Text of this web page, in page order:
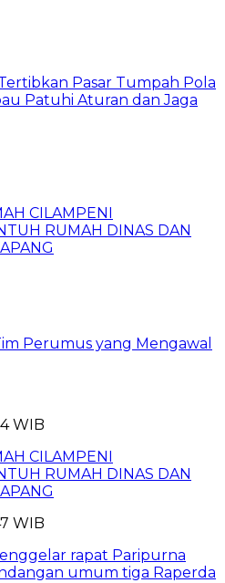
Pasar Tumpah Pola
Patuhi Aturan dan Jaga
CILAMPENI
RUMAH DINAS DAN
Perumus yang Mengawal
WIB
CILAMPENI
RUMAH DINAS DAN
WIB
rapat Paripurna
umum tiga Raperda